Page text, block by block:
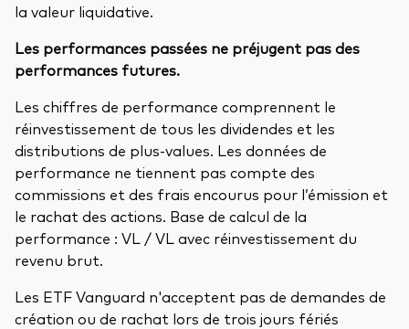
la valeur liquidative.
Les performances passées ne préjugent pas des
performances futures.
Les chiffres de performance comprennent le
réinvestissement de tous les dividendes et les
distributions de plus-values. Les données de
performance ne tiennent pas compte des
commissions et des frais encourus pour l’émission et
le rachat des actions. Base de calcul de la
performance : VL / VL avec réinvestissement du
revenu brut.
Les ETF Vanguard n'acceptent pas de demandes de
création ou de rachat lors de trois jours fériés